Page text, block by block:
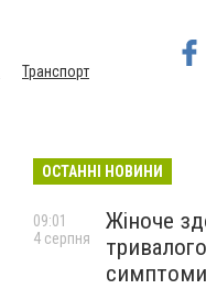
Транспорт
ОСТАННІ НОВИНИ
Жіноче
09:01
4 серпня